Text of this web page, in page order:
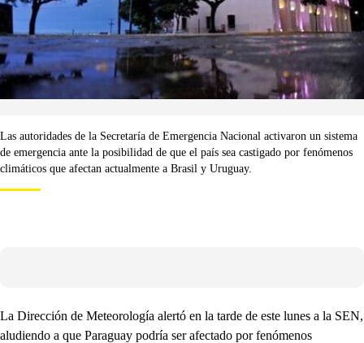
Las autoridades de la Secretaría de Emergencia Nacional activaron un sistema
de emergencia ante la posibilidad de que el país sea castigado por fenómenos
climáticos que afectan actualmente a Brasil y Uruguay.
La Dirección de Meteorología alertó en la tarde de este lunes a la SEN,
aludiendo a que Paraguay podría ser afectado por fenómenos